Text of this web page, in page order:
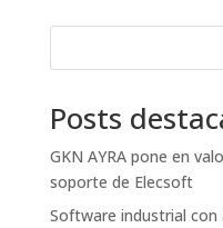
Posts
GKN AYRA pone en
soporte de Elecsoft
Software industrial